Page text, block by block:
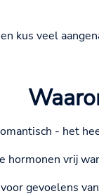
kus veel
- het
hormonen vrij
gevoelens